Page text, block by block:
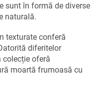
sunt în formă de diverse
naturală.
texturate conferă
diferitelor
colecție oferă
moartă frumoasă cu